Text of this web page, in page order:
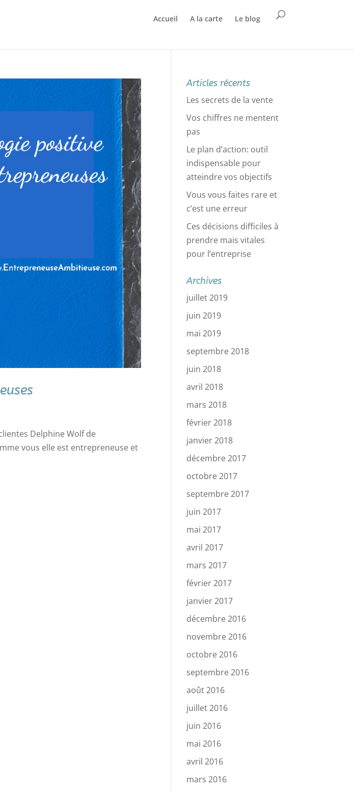
Accueil A la carte Le blog
Delphine Wolf de
vous elle est entrepreneuse et
Articles récents
Les secrets de la vente
Vos chiffres ne mentent
pas
Le plan d’action: outil
indispensable pour
atteindre vos objectifs
Vous vous faites rare et
c’est une erreur
Ces décisions difficiles à
prendre mais vitales
pour l’entreprise
Archives
juillet 2019
juin 2019
mai 2019
septembre 2018
juin 2018
avril 2018
mars 2018
février 2018
janvier 2018
décembre 2017
octobre 2017
septembre 2017
juin 2017
mai 2017
avril 2017
mars 2017
février 2017
janvier 2017
décembre 2016
novembre 2016
octobre 2016
septembre 2016
août 2016
juillet 2016
juin 2016
mai 2016
avril 2016
mars 2016